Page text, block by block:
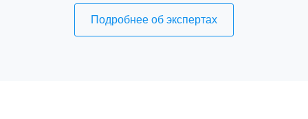
Подробнее об экспертах